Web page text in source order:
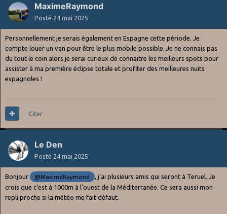
MaximeRaymond
Posté 24 mai 2025
Personnellement je serais également en Espagne cette période. Je
compte louer un van pour être le plus mobile possible. Je ne connais pas
du tout le coin alors je serai curieux de connaitre les meilleurs spots pour
assister à ma première éclipse totale et profiter des meilleures nuits
espagnoles !
Citer
Le Den
Posté 24 mai 2025
Bonjour @MaximeRaymond
, j’ai plusieurs amis qui seront à Teruel. Je
crois que c’est à 1000m à l’ouest de la Méditerranée. Ce sera aussi mon
repli proche si la météo me fait défaut.